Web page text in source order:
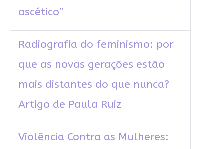
ascético”
Radiografia do feminismo: por
que as novas gerações estão
mais distantes do que nunca?
Artigo de Paula Ruiz
Violência Contra as Mulheres: